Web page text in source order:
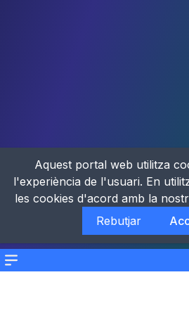
Menu
Aquest portal web utilitza
l'experiència de l'usuari. En
les cookies d'acord amb la
Rebutjar